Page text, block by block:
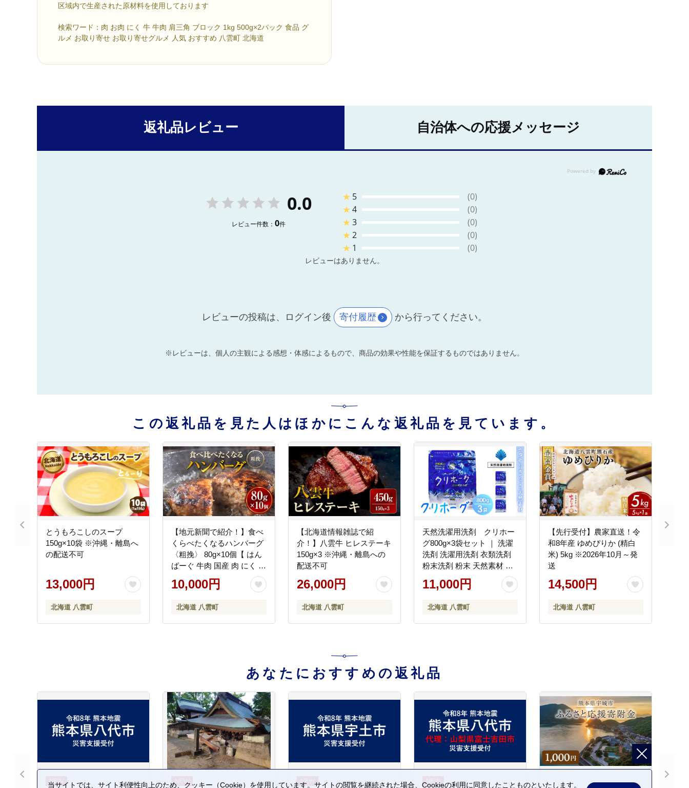
区域内で生産された原材料を使用しております
検索ワード：肉 お肉 にく 牛 牛肉 肩三角 ブロック 1kg 500g×2パック 食品 グ
ルメ お取り寄せ お取り寄せグルメ 人気 おすすめ 八雲町 北海道
返礼品レビュー 自治体への応援メッセージ
0.0
レビュー件数： 0件
★ 5
(0)
★4
(0)
★3
(0)
★2
(0)
★ 1 (0)
レビューはありません。
レビューの投稿は、ログイン後 寄付履歴 から行ってください。
※レビューは、個人の主観による感想・体感によるもので、商品の効果や性能を保証するものではありません。
この返礼品を見た人はほかにこんな返礼品を見ています。
とうもろこしのスープ
150g×10袋 ※沖縄・離島へ
の配送不可
13,000円
北海道 八雲町
【地元新聞で紹介！】食べ
くらべたくなるハンバーグ
〈粗挽〉 80g×10個【 はん
ばーぐ 牛肉 国産 肉 にく ニ
ク 冷凍 簡単 お手軽 小分け
北海道 冷凍 冷凍食品 お弁
ず 調理 簡単調理 食卓 噴火
湾 八雲町 北海道 】 ※沖
10,000円
北海道 八雲町
【北海道情報雑誌で紹
介！】八雲牛 ヒレステーキ
150g×3 ※沖縄・離島への
配送不可
26,000円
北海道 八雲町
天然洗濯用洗剤 クリホー
グ800g×3袋セット ｜ 洗濯
洗剤 洗濯用洗剤 衣類洗剤
粉末洗剤 粉末 天然素材 洗
剤 日用品 八雲町 北海道 ※
沖縄県・離島への配送不可
11,000円
北海道 八雲町
【先行受付】農家直送！令
和8年産 ゆめぴりか (精白
米) 5kg ※2026年10月～発
送
14,500円
北海道 八雲町
あなたにおすすめの返礼品
当サイトでは、サイト利便性向上のため、クッキー（Cookie）を使用しています。サイトの閲覧を継続された場合、Cookieの利用に同意したことものといたします。